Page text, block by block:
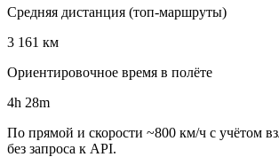
Средняя дистанция (топ-маршруты)
3 161 км
Ориентировочное время в полёте
4h 28m
По прямой и скорости ~800 км/ч с учётом
без запроса к API.